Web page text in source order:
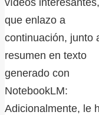
que enlazo a
continuación, junto
resumen en texto
generado con
NotebookLM:
Adicionalmente, le